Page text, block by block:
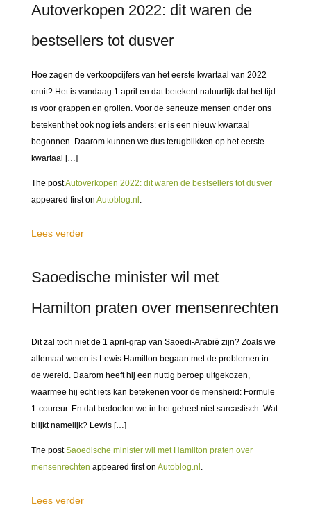
Autoverkopen 2022: dit waren de
bestsellers tot dusver
Hoe zagen de verkoopcijfers van het eerste kwartaal van 2022
eruit? Het is vandaag 1 april en dat betekent natuurlijk dat het tijd
is voor grappen en grollen. Voor de serieuze mensen onder ons
betekent het ook nog iets anders: er is een nieuw kwartaal
begonnen. Daarom kunnen we dus terugblikken op het eerste
kwartaal […]
The postAutoverkopen 2022: dit waren de bestsellers tot dusver
appeared first on Autoblog.nl .
Lees verder
Saoedische minister wil met
Hamilton praten over mensenrechten
Dit zal toch niet de 1 april-grap van Saoedi-Arabië zijn? Zoals we
allemaal weten is Lewis Hamilton begaan met de problemen in
de wereld. Daarom heeft hij een nuttig beroep uitgekozen,
waarmee hij echt iets kan betekenen voor de mensheid: Formule
1-coureur. En dat bedoelen we in het geheel niet sarcastisch. Wat
blijkt namelijk? Lewis […]
The postSaoedische minister wil met Hamilton praten over
mensenrechten appeared first on Autoblog.nl .
Lees verder